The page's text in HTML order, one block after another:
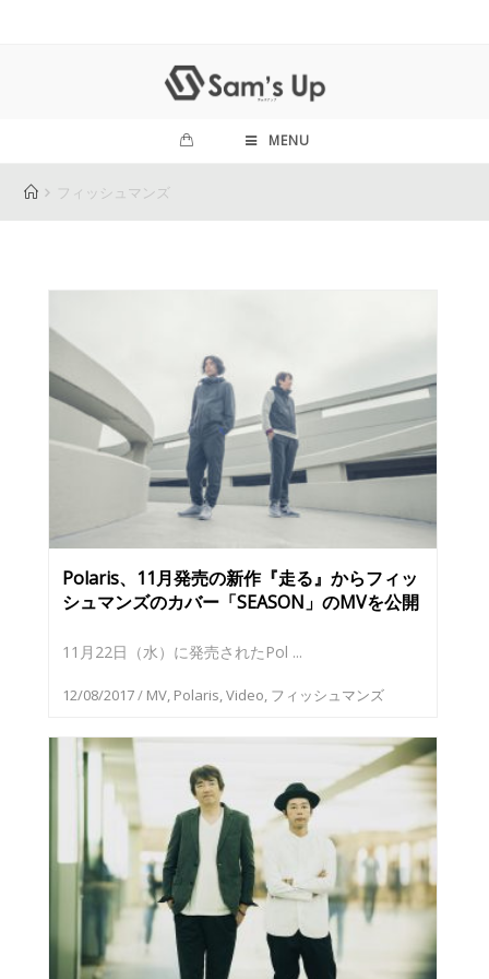
MENU
フィッシュマンズ
Polaris、11月発売の新作『走る』からフィッ
シュマンズのカバー「SEASON」のMVを公開
11月22日（水）に発売されたPol ...
12/08/2017/ MV, Polaris,Video, フィッシュマンズ